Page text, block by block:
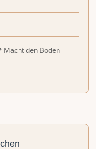
Macht den Boden